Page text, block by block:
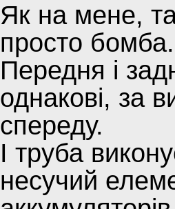
Як на мене,
просто бомба.
Передня і
однакові, за
спереду.
І труба
несучий